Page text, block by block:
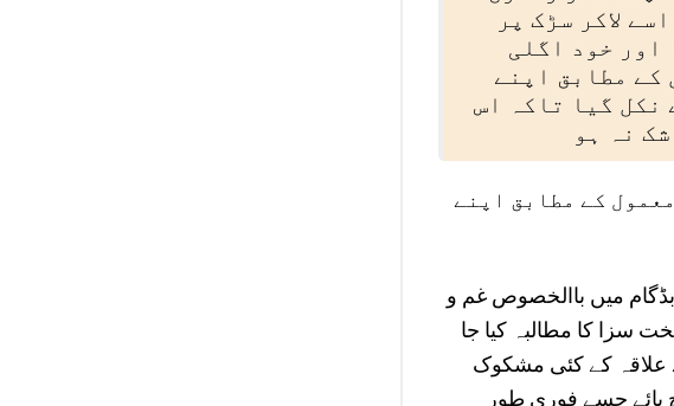
لاکر سڑک پر
اور خود اگلی
کے مطابق اپنے
نکل گیا تاکہ اس
نہ ہو
کے مطابق اپنے
بڈگام میں باالخصوص غم و
کا مطالبہ کیا جا
علاقہ کے کئی مشکوک
پائے جسے فوری طور